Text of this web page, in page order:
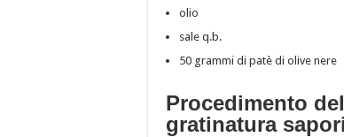
olio
sale q.b.
50 grammi di patè di olive nere
Procedimento
gratinatura